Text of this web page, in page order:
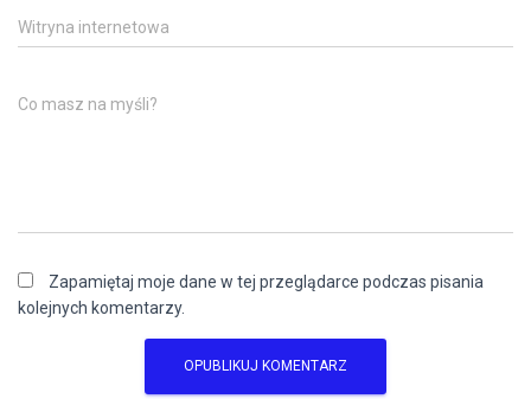
Witryna internetowa
Co masz na myśli?
Zapamiętaj moje dane w tej przeglądarce podczas pisania
kolejnych komentarzy.